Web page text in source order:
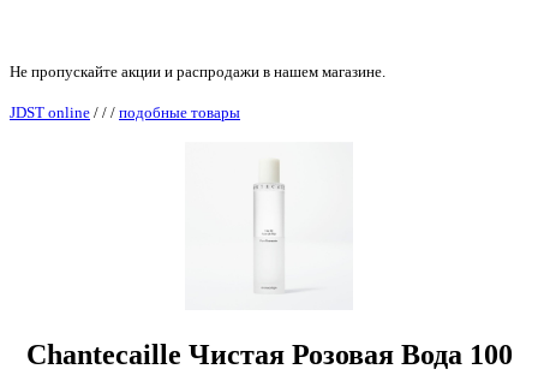
Не пропускайте акции и распродажи в нашем магазине.
JDST online / / / подобные товары
Chantecaille Чистая Розовая Вода 100